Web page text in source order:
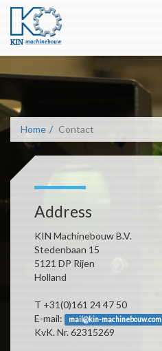
Home Contact
Address
KIN Machinebouw B.V.
Stedenbaan 15
5121 DP Rijen
Holland
T +31(0)161 24 47 50
E-mail:
mail@kin-machinebouw.com
KvK. Nr. 62315269